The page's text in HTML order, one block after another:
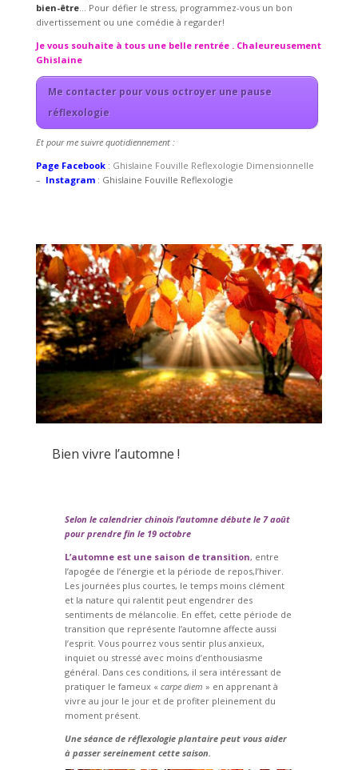
bien-être… Pour défier le stress, programmez-vous un bon
divertissement ou une comédie à regarder!
Je vous souhaite à tous une belle rentrée . Chaleureusement
Ghislaine
Me contacter pour vous octroyer une pause
réflexologie
Et pour me suivre quotidiennement :
Page Facebook : Ghislaine Fouville Reflexologie Dimensionnelle
– Instagram: Ghislaine Fouville Reflexologie
Bien vivre l’automne !
Selon le calendrier chinois l’automne débute le 7 août
pour prendre fin le 19 octobre
L’automne est une saison de transition, entre
l’apogée de l’énergie et la période de repos,l’hiver.
Les journées plus courtes, le temps moins clément
et la nature qui ralentit peut engendrer des
sentiments de mélancolie. En effet, cette période de
transition que représente l’automne affecte aussi
l’esprit. Vous pourrez vous sentir plus anxieux,
inquiet ou stressé avec moins d’enthousiasme
général. Dans ces conditions, il sera intéressant de
pratiquer le fameux « carpe diem » en apprenant à
vivre au jour le jour et de profiter pleinement du
moment présent.
Une séance de réflexologie plantaire peut vous aider
à passer sereinement cette saison.